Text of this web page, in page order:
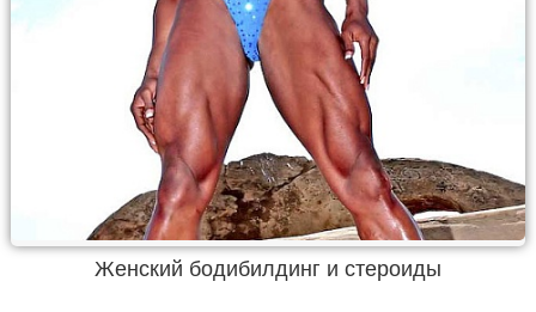
Женский бодибилдинг и стероиды